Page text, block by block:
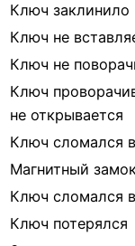
Ключ заклинило
Ключ не
Ключ не
Ключ
не открывается
Ключ сломался
Магнитный
Ключ сломался
Ключ потерялся